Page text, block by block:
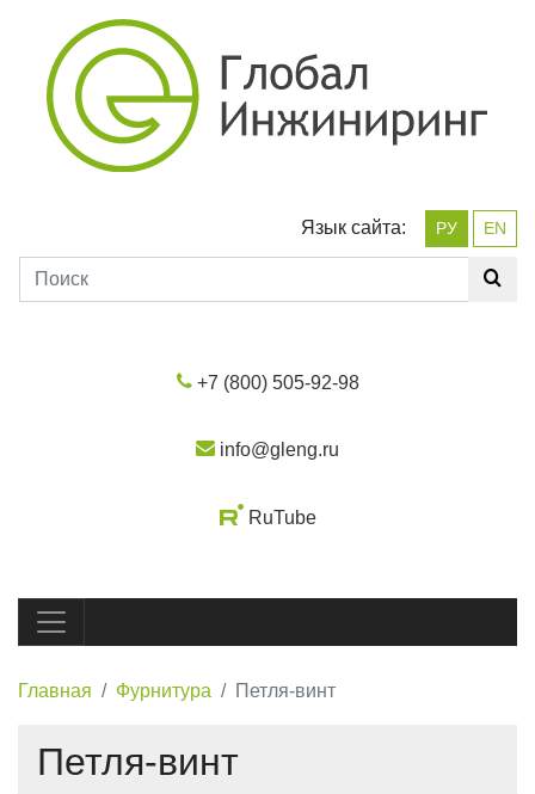
Язык сайта: РУ EN
+7 (800) 505-92-98
info@gleng.ru
RuTube
Главная Фурнитура Петля-винт
Петля-винт